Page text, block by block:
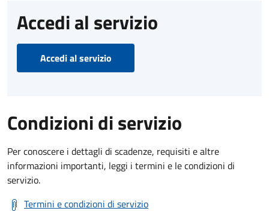
Accedi al servizio
Accedi al servizio
Condizioni di servizio
Per conoscere i dettagli di scadenze, requisiti e altre
informazioni importanti, leggi i termini e le condizioni di
servizio.
Termini e condizioni di servizio